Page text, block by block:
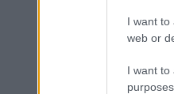
I want to
web or
I want to
purposes.